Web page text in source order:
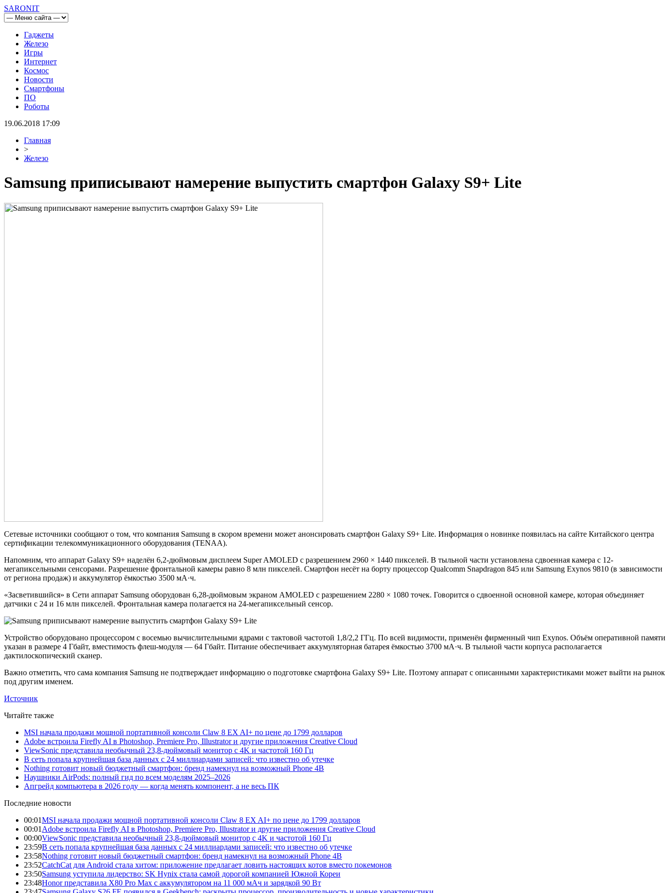
SARONIT
Гаджеты
Железо
Игры
Интернет
Космос
Новости
Смартфоны
ПО
Роботы
19.06.2018 17:09
Главная
>
Железо
Samsung приписывают намерение выпустить смартфон Galaxy S9+ Lite
Сетевые источники сообщают о том, что компания Samsung в скором времени может анонсировать смартфон Galaxy S9+ Lite. Информация о новинке появилась на сайте Китайского центра
сертификации телекоммуникационного оборудования (TENAA).
Напомним, что аппарат Galaxy S9+ наделён 6,2-дюймовым дисплеем Super AMOLED с разрешением 2960 × 1440 пикселей. В тыльной части установлена сдвоенная камера с 12-
мегапиксельными сенсорами. Разрешение фронтальной камеры равно 8 млн пикселей. Смартфон несёт на борту процессор Qualcomm Snapdragon 845 или Samsung Exynos 9810 (в зависимости
от региона продаж) и аккумулятор ёмкостью 3500 мА·ч.
«Засветившийся» в Сети аппарат Samsung оборудован 6,28-дюймовым экраном AMOLED с разрешением 2280 × 1080 точек. Говорится о сдвоенной основной камере, которая объединяет
датчики с 24 и 16 млн пикселей. Фронтальная камера полагается на 24-мегапиксельный сенсор.
Устройство оборудовано процессором с восемью вычислительными ядрами с тактовой частотой 1,8/2,2 ГГц. По всей видимости, применён фирменный чип Exynos. Объём оперативной памяти
указан в размере 4 Гбайт, вместимость флеш-модуля — 64 Гбайт. Питание обеспечивает аккумуляторная батарея ёмкостью 3700 мА·ч. В тыльной части корпуса располагается
дактилоскопический сканер.
Важно отметить, что сама компания Samsung не подтверждает информацию о подготовке смартфона Galaxy S9+ Lite. Поэтому аппарат с описанными характеристиками может выйти на рынок
под другим именем.
Источник
Читайте также
MSI начала продажи мощной портативной консоли Claw 8 EX AI+ по цене до 1799 долларов
Adobe встроила Firefly AI в Photoshop, Premiere Pro, Illustrator и другие приложения Creative Cloud
ViewSonic представила необычный 23,8-дюймовый монитор с 4K и частотой 160 Гц
В сеть попала крупнейшая база данных с 24 миллиардами записей: что известно об утечке
Nothing готовит новый бюджетный смартфон: бренд намекнул на возможный Phone 4B
Наушники AirPods: полный гид по всем моделям 2025–2026
Апгрейд компьютера в 2026 году — когда менять компонент, а не весь ПК
Последние новости
00:01MSI начала продажи мощной портативной консоли Claw 8 EX AI+ по цене до 1799 долларов
00:01 Adobe встроила Firefly AI в Photoshop, Premiere Pro, Illustrator и другие приложения Creative Cloud
00:00ViewSonic представила необычный 23,8-дюймовый монитор с 4K и частотой 160 Гц
23:59В сеть попала крупнейшая база данных с 24 миллиардами записей: что известно об утечке
23:58Nothing готовит новый бюджетный смартфон: бренд намекнул на возможный Phone 4B
23:52CatchCat для Android стала хитом: приложение предлагает ловить настоящих котов вместо покемонов
23:50Samsung уступила лидерство: SK Hynix стала самой дорогой компанией Южной Кореи
23:48Honor представила X80 Pro Max с аккумулятором на 11 000 мАч и зарядкой 90 Вт